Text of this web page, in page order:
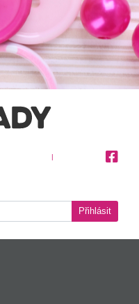
|
Přihlásit